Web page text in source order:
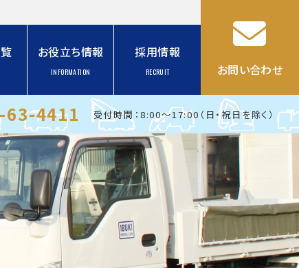
お役立ち情報
INFORMATION
採用情報
RECRUIT お問い合わせ
63-4411 受付時間：8:00～17:00（日・祝日を除く）